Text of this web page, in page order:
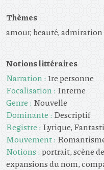
Thèmes
amour, beauté, admiration
Notions littéraires
Narration :1re personne
Focalisation : Interne
Genre : Nouvelle
Dominante : Descriptif
Registre : Lyrique,
Mouvement :
Notions : portrait, scène
expansions du nom,